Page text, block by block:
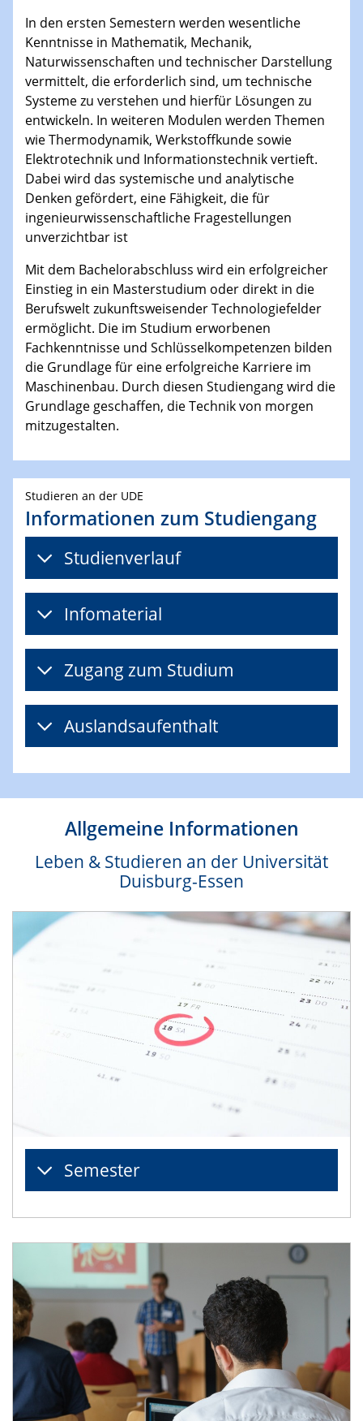
In den ersten Semestern werden wesentliche
Kenntnisse in Mathematik, Mechanik,
Naturwissenschaften und technischer Darstellung
vermittelt, die erforderlich sind, um technische
Systeme zu verstehen und hierfür Lösungen zu
entwickeln. In weiteren Modulen werden Themen
wie Thermodynamik, Werkstoffkunde sowie
Elektrotechnik und Informationstechnik vertieft.
Dabei wird das systemische und analytische
Denken gefördert, eine Fähigkeit, die für
ingenieurwissenschaftliche Fragestellungen
unverzichtbar ist
Mit dem Bachelorabschluss wird ein erfolgreicher
Einstieg in ein Masterstudium oder direkt in die
Berufswelt zukunftsweisender Technologiefelder
ermöglicht. Die im Studium erworbenen
Fachkenntnisse und Schlüsselkompetenzen bilden
die Grundlage für eine erfolgreiche Karriere im
Maschinenbau. Durch diesen Studiengang wird die
Grundlage geschaffen, die Technik von morgen
mitzugestalten.
Studieren an der UDE
Informationen zum Studiengang
Studienverlauf​​
Infomaterial
Zugang zum Studium
Auslandsaufenthalt
Allgemeine Informationen
Leben & Studieren an der Universität
Duisburg-Essen
Semester